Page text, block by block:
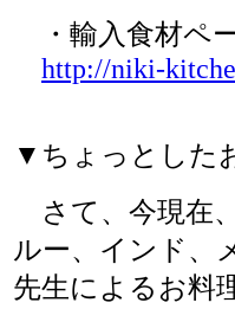
・輸入食材ペ
http://niki-
▼ちょっとした
さて、今現在
ルー、インド、
先生によるお料